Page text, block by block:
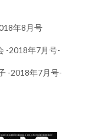
年8月号
-2018年7月号-
-2018年7月号-